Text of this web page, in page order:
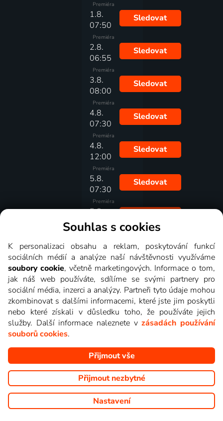
Premiéra
1.8.
07:50
Premiéra
Sledovat
2.8.
06:55
Premiéra
Sledovat
3.8.
08:00
Premiéra
Sledovat
4.8.
07:30
Premiéra
Sledovat
4.8.
12:00
Premiéra
Sledovat
5.8.
07:30
Premiéra
Sledovat
5.8.
12:00
6.8.
07:30
Premiéra
Sledovat
Podobné
pořady
Odpolední Počasí
Předpověď počasí
Souhlas s cookies
K personalizaci obsahu a reklam, poskytování funkcí
sociálních médií a analýze naší návštěvnosti využíváme
soubory cookie, včetně marketingových. Informace o tom,
jak náš web používáte, sdílíme se svými partnery pro
sociální média, inzerci a analýzy. Partneři tyto údaje mohou
zkombinovat s dalšími informacemi, které jste jim poskytli
nebo které získali v důsledku toho, že používáte jejich
služby. Další informace naleznete vzásadách používání
souborů cookies.
Přijmout vše
Přijmout nezbytné
Nastavení